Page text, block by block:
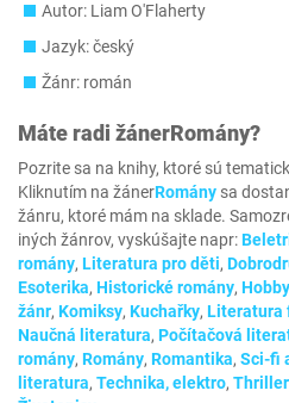
Autor: Liam O'Flaherty
Jazyk: český
Žánr: román
Máte radi žánerRomány?
Pozrite sa na knihy, ktoré sú
Kliknutím na žánerRomány sa
žánru, ktoré mám na sklade.
iných žánrov, vyskúšajte napr:
romány‎, Literatura pro děti‎,
Esoterika, Historické romány‎, Hobby
žánr, Komiksy, Kuchařky, Literatura
Naučná literatura, Počítačová
romány‎, Romány, Romantika, Sci-fi
literatura, Technika, elektro,